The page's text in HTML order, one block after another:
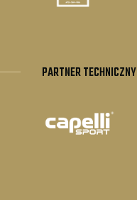
PARTNER TECHNICZNY